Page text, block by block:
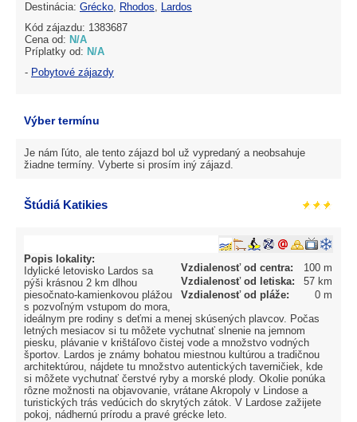
Destinácia: Grécko, Rhodos, Lardos
Kód zájazdu: 1383687
Cena od: N/A
Príplatky od: N/A
- Pobytové zájazdy
Výber termínu
Je nám ľúto, ale tento zájazd bol už vypredaný a neobsahuje
žiadne termíny. Vyberte si prosím iný zájazd.
Štúdiá Katikies
Vzdialenosť od centra:
100 m
Vzdialenosť od letiska:
57 km
Vzdialenosť od pláže:
0 m
Popis lokality:
Idylické letovisko Lardos sa
pýši krásnou 2 km dlhou
piesočnato-kamienkovou plážou
s pozvoľným vstupom do mora,
ideálnym pre rodiny s deťmi a menej skúsených plavcov. Počas
letných mesiacov si tu môžete vychutnať slnenie na jemnom
piesku, plávanie v krištáľovo čistej vode a množstvo vodných
športov. Lardos je známy bohatou miestnou kultúrou a tradičnou
architektúrou, nájdete tu množstvo autentických taverničiek, kde
si môžete vychutnať čerstvé ryby a morské plody. Okolie ponúka
rôzne možnosti na objavovanie, vrátane Akropoly v Lindose a
turistických trás vedúcich do skrytých zátok. V Lardose zažijete
pokoj, nádhernú prírodu a pravé grécke leto.